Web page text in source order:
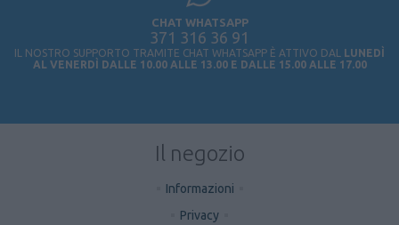
CHAT WHATSAPP
371 316 36 91
IL NOSTRO SUPPORTO TRAMITE CHAT WHATSAPP È ATTIVO DAL
LUNEDÌ
AL VENERDÌ DALLE 10.00 ALLE 13.00 E DALLE 15.00 ALLE 17.00
Il negozio
Informazioni
Privacy